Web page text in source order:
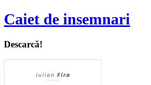
Caiet de insemnari
Descarcă!